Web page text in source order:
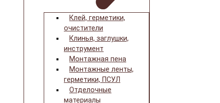
Клей, герметики,
очистители
Клинья, заглушки,
инструмент
Монтажная пена
Монтажные ленты,
герметики, ПСУЛ
Отделочные
материалы